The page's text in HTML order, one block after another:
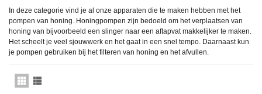
In deze categorie vind je al onze apparaten die te maken hebben met het
pompen van honing. Honingpompen zijn bedoeld om het verplaatsen van
honing van bijvoorbeeld een slinger naar een aftapvat makkelijker te maken.
Het scheelt je veel sjouwwerk en het gaat in een snel tempo. Daarnaast kun
je pompen gebruiken bij het filteren van honing en het afvullen.